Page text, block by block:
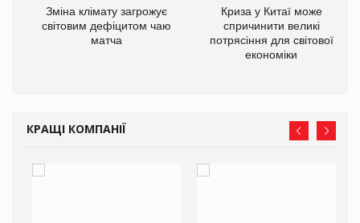
Зміна клімату загрожує
світовим дефіцитом чаю
матча
Криза у Китаї може
спричинити великі
потрясіння для світової
економіки
КРАЩІ КОМПАНІЇ